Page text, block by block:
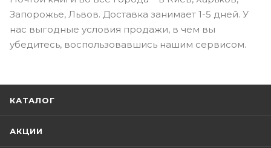
Запорожье, Львов. Доставка занимает 1-5 дней. У
нас выгодные условия продажи, в чем вы
убедитесь, воспользовавшись нашим сервисом.
КАТАЛОГ
АКЦИИ